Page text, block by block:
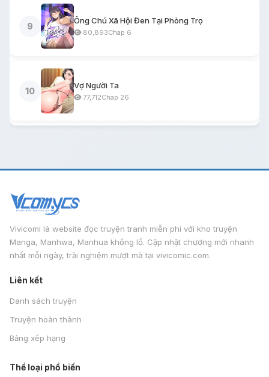
9
Ông Chú Xã Hội Đen Tại Phòng Trọ
80,893Chap 6
10
Vợ Người Ta
77,712Chap 26
Vivicomi là website đọc truyện tranh miễn phí với kho truyện
Manga, Manhwa, Manhua khổng lồ. Cập nhật chương mới nhanh
nhất mỗi ngày, trải nghiệm mượt mà tại vivicomic.com.
Liên kết
Danh sách truyện
Truyện hoàn thành
Bảng xếp hạng
Thể loại phổ biến